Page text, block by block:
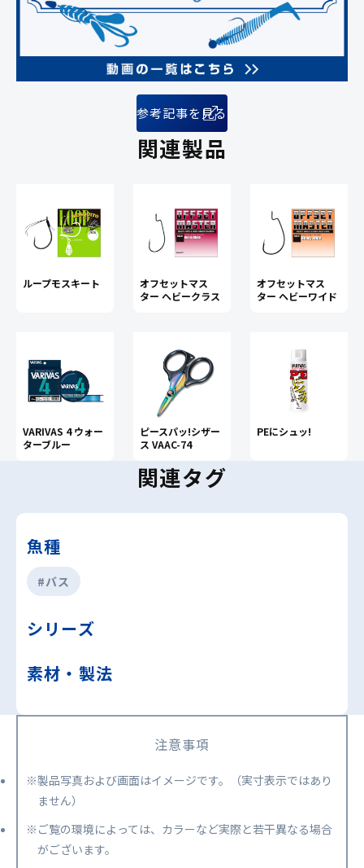
参考記事を見る
関連製品
ループモスキート
オフセットマス
ター ヘビークラス
オフセットマス
ター ヘビーワイド
VARIVAS 4 ウォー
ターブルー
ピースパッ!シザー
ス VAAC-74
PEにシュッ!
関連タグ
魚種
#バス
シリーズ
素材・製法
注意事項
※製品写真および画面はイメージです。（実寸表示ではあり
ません）
※ご覧の環境によっては、カラーなど実際と若干異なる場合
がございます。